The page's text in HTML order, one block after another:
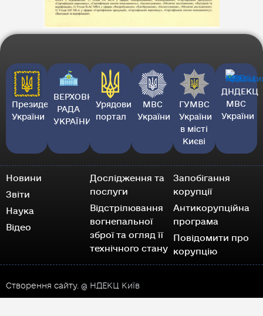
Президент
України
ВЕРХОВНА
РАДА
УКРАЇНИ
Урядовий
портал
МВС
України
ГУМВС
України
в місті
Києві
ДНДЕКЦ
МВС
України
Новини
Звіти
Наука
Відео
Дослідження та
послуги
Відстрілювання
вогнепальної
зброї та огляд її
технічного стану
Запобігання
корупції
Антикорупційна
програма
Повідомити про
корупцію
Створення сайту. @ НДЕКЦ Київ